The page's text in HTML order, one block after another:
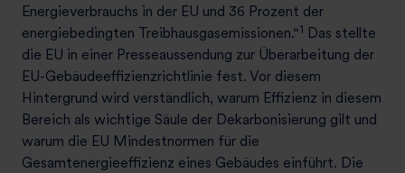
Energieverbrauchs in der EU und 36 Prozent der
energiebedingten Treibhausgasemissionen.“1 Das stellte
die EU in einer Presseaussendung zur Überarbeitung der
EU-Gebäudeeffizienzrichtlinie fest. Vor diesem
Hintergrund wird verständlich, warum Effizienz in diesem
Bereich als wichtige Säule der Dekarbonisierung gilt und
warum die EU Mindestnormen für die
Gesamtenergieeffizienz eines Gebäudes einführt. Die